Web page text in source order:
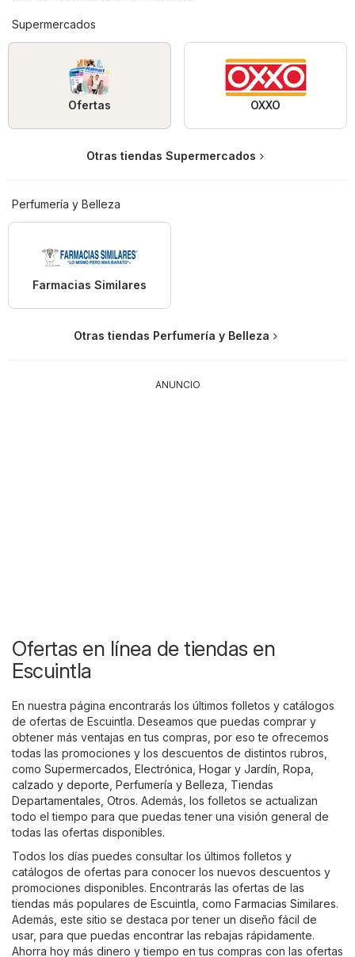
Supermercados
Ofertas OXXO
Otras tiendas Supermercados
Perfumería y Belleza
Farmacias Similares
Otras tiendas Perfumería y Belleza
ANUNCIO
Ofertas en línea de tiendas en
Escuintla
En nuestra página encontrarás los últimos folletos y catálogos
de ofertas de Escuintla. Deseamos que puedas comprar y
obtener más ventajas en tus compras, por eso te ofrecemos
todas las promociones y los descuentos de distintos rubros,
como Supermercados Electrónica Hogar y Jardín Ropa,
calzado y deporte Perfumería y Belleza Tiendas
Departamentales Otros. Además, los folletos se actualizan
todo el tiempo para que puedas tener una visión general de
todas las ofertas disponibles.
Todos los días puedes consultar los últimos folletos y
catálogos de ofertas para conocer los nuevos descuentos y
promociones disponibles. Encontrarás las ofertas de las
tiendas más populares de Escuintla, como Farmacias Similares.
Además, este sitio se destaca por tener un diseño fácil de
usar, para que puedas encontrar las rebajas rápidamente.
Ahorra hoy más dinero y tiempo en tus compras con las ofertas